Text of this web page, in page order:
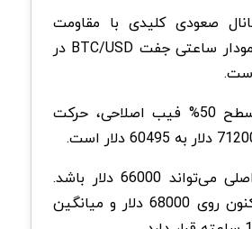
صعودی کلیدی با مقاومت
65850 دلار در نمودار ساعتی جفت BTC/USD در
این نزدیک به سطح 50% فیب اصلاحی، حرکت
اولین مقاومت اصلی می‌تواند 66000 دلار باشد.
مقاومت بعدی اکنون روی 68000 دلار و میانگین